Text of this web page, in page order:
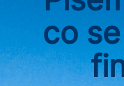
co